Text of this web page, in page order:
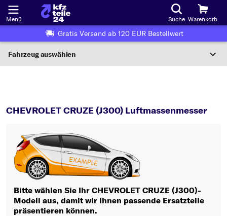
Menü Suche Warenkorb
Gratis Versand ab 120 EUR Bestellwert
Fahrzeug auswählen
Wo finde ich die?
Oder
Oder Fahrzeugauswahl nach Kriterien:
Hersteller wählen
Modell wählen
CHEVROLET CRUZE (J300) Luftmassenmesser
Bitte wählen Sie Ihr CHEVROLET CRUZE (J300)-
Modell aus, damit wir Ihnen passende Ersatzteile
präsentieren können.